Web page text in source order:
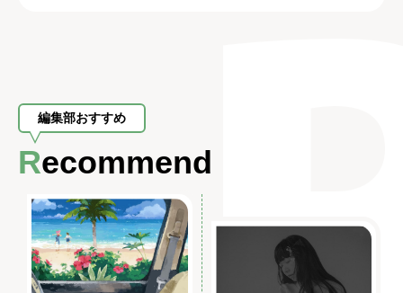
編集部おすすめ
Recommend